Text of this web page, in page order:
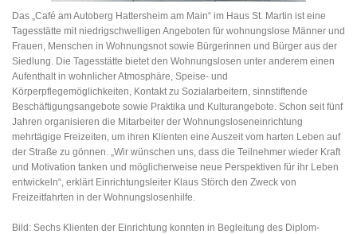
Das „Café am Autoberg Hattersheim am Main“ im Haus St. Martin ist eine
Tagesstätte mit niedrigschwelligen Angeboten für wohnungslose Männer und
Frauen, Menschen in Wohnungsnot sowie Bürgerinnen und Bürger aus der
Siedlung. Die Tagesstätte bietet den Wohnungslosen unter anderem einen
Aufenthalt in wohnlicher Atmosphäre, Speise- und
Körperpflegemöglichkeiten, Kontakt zu Sozialarbeitern, sinnstiftende
Beschäftigungsangebote sowie Praktika und Kulturangebote. Schon seit fünf
Jahren organisieren die Mitarbeiter der Wohnungsloseneinrichtung
mehrtägige Freizeiten, um ihren Klienten eine Auszeit vom harten Leben auf
der Straße zu gönnen. „Wir wünschen uns, dass die Teilnehmer wieder Kraft
und Motivation tanken und möglicherweise neue Perspektiven für ihr Leben
entwickeln“, erklärt Einrichtungsleiter Klaus Störch den Zweck von
Freizeitfahrten in der Wohnungslosenhilfe.
Bild: Sechs Klienten der Einrichtung konnten in Begleitung des Diplom-